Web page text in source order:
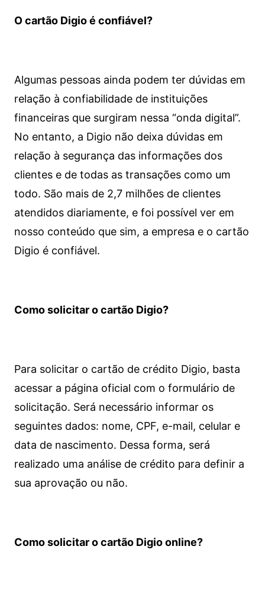
O cartão Digio é confiável?
Algumas pessoas ainda podem ter dúvidas em
relação à confiabilidade de instituições
financeiras que surgiram nessa “onda digital”.
No entanto, a Digio não deixa dúvidas em
relação à segurança das informações dos
clientes e de todas as transações como um
todo. São mais de 2,7 milhões de clientes
atendidos diariamente, e foi possível ver em
nosso conteúdo que sim, a empresa e o cartão
Digio é confiável.
Como solicitar o cartão Digio?
Para solicitar o cartão de crédito Digio, basta
acessar a página oficial com o formulário de
solicitação. Será necessário informar os
seguintes dados: nome, CPF, e-mail, celular e
data de nascimento. Dessa forma, será
realizado uma análise de crédito para definir a
sua aprovação ou não.
Como solicitar o cartão Digio online?